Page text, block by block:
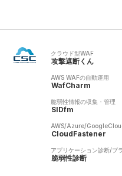
クラウド型WAF
攻撃遮断くん
AWS WAFの自動運用
WafCharm
脆弱性情報の収集・管理
SIDfm
AWS/Azure/
CloudFastener
アプリケーション診断/プ
脆弱性診断